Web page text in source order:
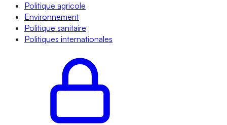
Politique agricole
Environnement
Politique sanitaire
Politiques internationales